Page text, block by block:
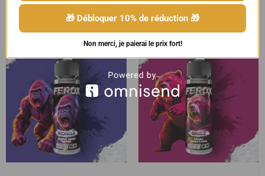
Ajouter au panier Ajouter au panier
🎁 Débloquer 10% de réduction 🎁
Non merci, je paierai le prix fort!